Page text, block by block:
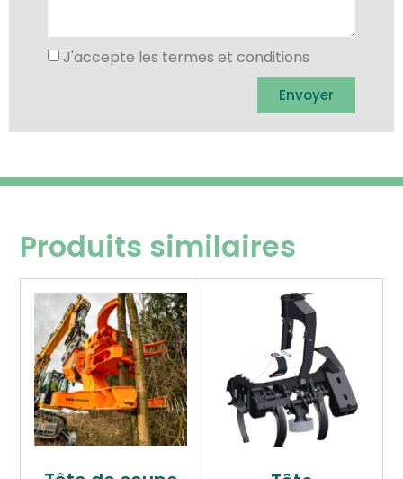
J'accepte les termes et conditions
Envoyer
Produits similaires